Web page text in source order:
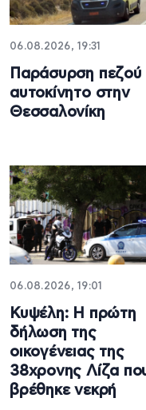
06.08.2026, 19:31
Παράσυρση πεζού
αυτοκίνητο στην
Θεσσαλονίκη
06.08.2026, 19:01
Κυψέλη: Η πρώτη
δήλωση της
οικογένειας της
38χρονης Λίζα
βρέθηκε νεκρή